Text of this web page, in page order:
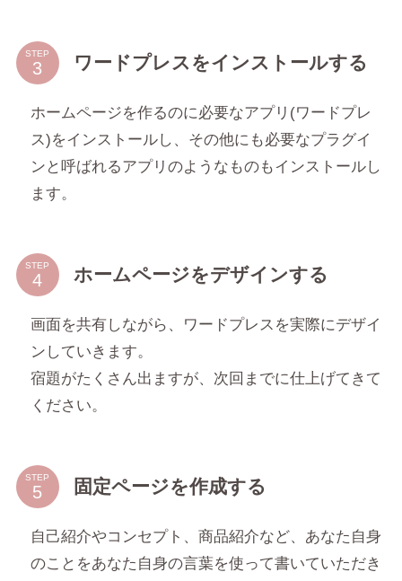
STEP ワードプレスをインストールする
ホームページを作るのに必要なアプリ(ワードプレ
ス)をインストールし、その他にも必要なプラグイ
ンと呼ばれるアプリのようなものもインストールし
ます。
STEP ホームページをデザインする
画面を共有しながら、ワードプレスを実際にデザイ
ンしていきます。
宿題がたくさん出ますが、次回までに仕上げてきて
ください。
STEP 固定ページを作成する
自己紹介やコンセプト、商品紹介など、あなた自身
のことをあなた自身の言葉を使って書いていただき